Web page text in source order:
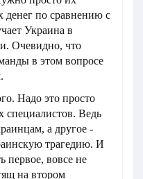
денег по сравнению с
Украина в
Очевидно, что
в этом вопросе
Надо это просто
специалистов. Ведь
а другое -
трагедию. И
первое, вовсе не
на втором